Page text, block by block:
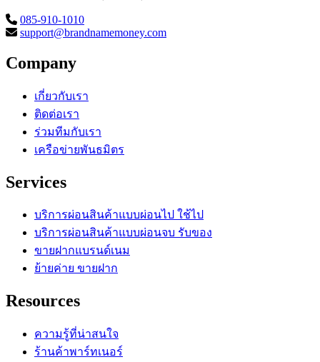
085-910-1010
support@brandnamemoney.com
Company
เกี่ยวกับเรา
ติดต่อเรา
ร่วมทีมกับเรา
เครือข่ายพันธมิตร
Services
บริการผ่อนสินค้าแบบผ่อนไป ใช้ไป
บริการผ่อนสินค้าแบบผ่อนจบ รับของ
ขายฝากแบรนด์เนม
ย้ายค่าย ขายฝาก
Resources
ความรู้ที่น่าสนใจ
ร้านค้าพาร์ทเนอร์